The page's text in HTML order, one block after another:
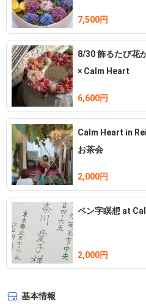
7,500円
8/30 飾るたび花
× Calm Heart
6,600円
Calm Heart in
お茶会
2,000円
ペン字瞑想 at
2,000円
基本情報